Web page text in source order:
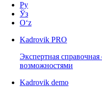
Ру
Ўз
Oʻz
Kadrovik PRO
Экспертная
возможностями
Kadrovik demo